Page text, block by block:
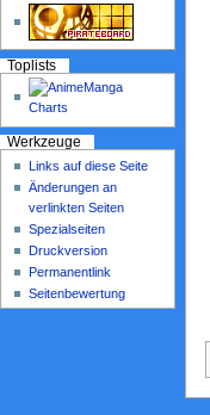
Toplists
Werkzeuge
Links auf diese Seite
Änderungen an
verlinkten Seiten
Spezialseiten
Druckversion
Permanentlink
Seitenbewertung